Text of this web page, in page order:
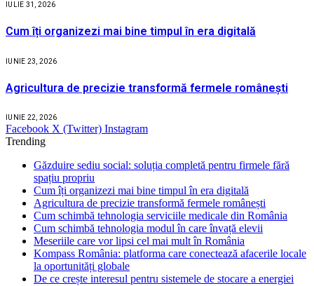
IULIE 31, 2026
Cum îți organizezi mai bine timpul în era digitală
IUNIE 23, 2026
Agricultura de precizie transformă fermele românești
IUNIE 22, 2026
Facebook X (Twitter) Instagram
Trending
Găzduire sediu social: soluția completă pentru firmele fără
spațiu propriu
Cum îți organizezi mai bine timpul în era digitală
Agricultura de precizie transformă fermele românești
Cum schimbă tehnologia serviciile medicale din România
Cum schimbă tehnologia modul în care învață elevii
Meseriile care vor lipsi cel mai mult în România
Kompass România: platforma care conectează afacerile locale
la oportunități globale
De ce crește interesul pentru sistemele de stocare a energiei